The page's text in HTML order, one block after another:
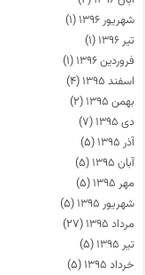
شهریور ۱۳۹۶
(۱)
تیر ۱۳۹۶
(۱)
فروردین ۱۳۹۶
(۱)
اسفند ۱۳۹۵
(۴)
بهمن ۱۳۹۵
(۲)
دی ۱۳۹۵
(۷)
آذر ۱۳۹۵
(۵)
آبان ۱۳۹۵
(۵)
مهر ۱۳۹۵
(۵)
شهریور ۱۳۹۵
(۵)
مرداد ۱۳۹۵
(۲۷)
تیر ۱۳۹۵
(۵)
خرداد ۱۳۹۵
(۵)